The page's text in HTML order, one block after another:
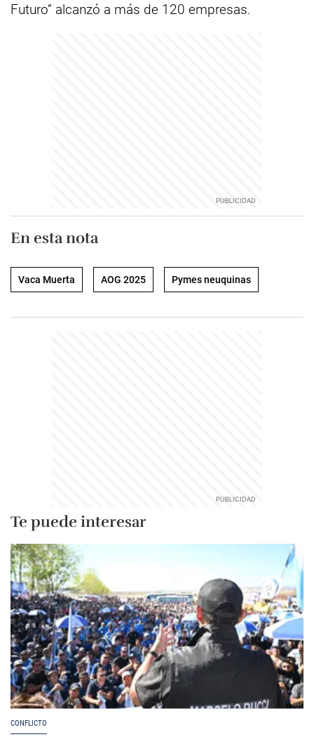
Futuro” alcanzó a más de 120 empresas.
En esta nota
Vaca Muerta AOG 2025 Pymes neuquinas
Te puede interesar
CONFLICTO